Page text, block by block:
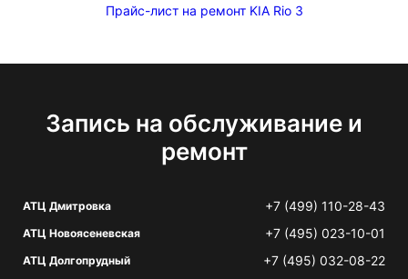
Прайс-лист на ремонт KIA Rio 3
Запись на обслуживание и
ремонт
АТЦ Дмитровка +7 (499) 110-28-43
АТЦ Новоясеневская +7 (495) 023-10-01
АТЦ Долгопрудный +7 (495) 032-08-22